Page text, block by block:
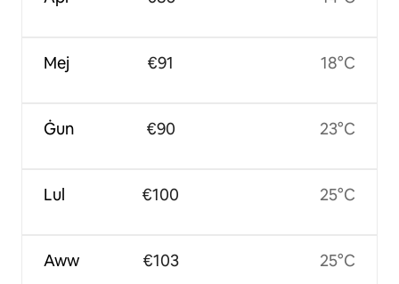
Mej
Ġun
Lul
Aww
€91
€90
€100
€103
18°C
23°C
25°C
25°C